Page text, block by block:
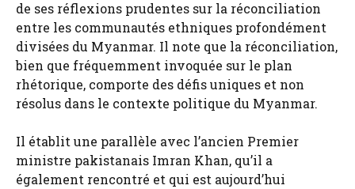
de ses réflexions prudentes sur la réconciliation
entre les communautés ethniques profondément
divisées du Myanmar. Il note que la réconciliation,
bien que fréquemment invoquée sur le plan
rhétorique, comporte des défis uniques et non
résolus dans le contexte politique du Myanmar.
Il établit une parallèle avec l’ancien Premier
ministre pakistanais Imran Khan, qu’il a
également rencontré et qui est aujourd’hui